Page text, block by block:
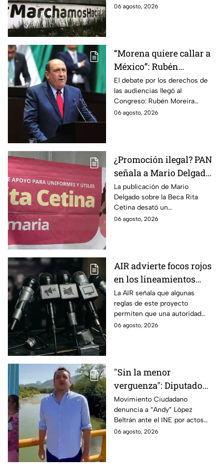
información oficial sobre la
06 agosto, 2026
“Morena quiere callar a
México”: Rubén
Moreira pide frenar
discusión de
lineamientos de
audiencias hasta
El debate por los derechos de
las audiencias llegó al
Congreso: Rubén Moreira
reclama una consulta con
06 agosto, 2026
¿Promoción ilegal? PAN
señala a Mario Delgado
por publicación sobre
la Beca Rita Cetina
La publicación de Mario
Delgado sobre la Beca Rita
Cetina desató un
enfrentamiento entre Morena
06 agosto, 2026
AIR advierte focos rojos
en los lineamientos
para proteger a las
audiencias
La AIR señala que algunas
reglas de este proyecto
permiten que una autoridad
gubernamental supervise,
06 agosto, 2026
"Sin la menor
verguenza": Diputado
Juan Zavala denuncia
ante el INE a Andy
López Beltrán por
campaña anticipada en
Movimiento Ciudadano
denuncia a “Andy” López
Beltrán ante el INE por actos
anticipados de campaña en
06 agosto, 2026